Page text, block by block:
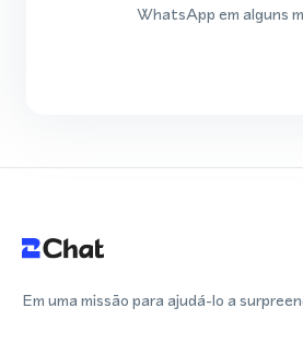
WhatsApp em alguns
Em uma missão para ajudá-lo a